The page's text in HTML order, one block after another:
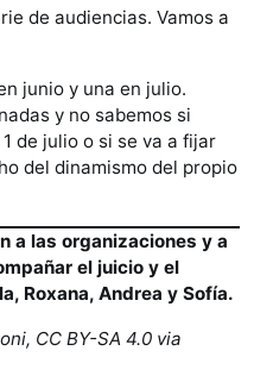
de audiencias. Vamos a
junio y una en julio.
y no sabemos si
de julio o si se va a fijar
del dinamismo del propio
a las organizaciones y a
el juicio y el
Roxana, Andrea y Sofía.
CC BY-SA 4.0 via